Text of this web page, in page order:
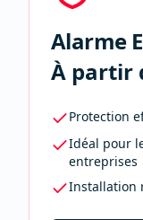
Alarme
À partir
Protection
Idéal pour
entreprises
Installation